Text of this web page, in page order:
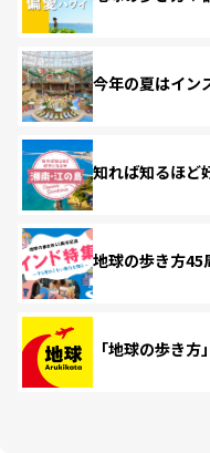
今年の夏はイン
知れば知るほど
地球の歩き方45
「地球の歩き